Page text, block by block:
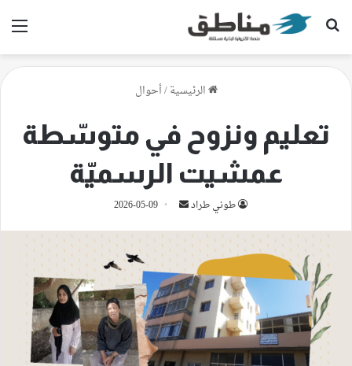
بحث عن
الرئيسية/أحوال
تعليم ونزوح في متوسّطة
عمشيت الرسميّة
طوني طراد
أرسل
إلكترونيا
2026-05-09